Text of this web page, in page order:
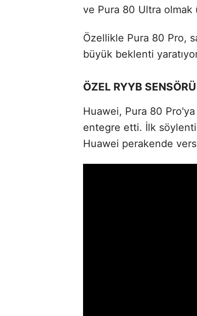
ve Pura 80 Ultra
Özellikle Pura 80 Pro,
büyük beklenti
ÖZEL RYYB
Huawei, Pura 80
entegre etti. İlk
Huawei perakende